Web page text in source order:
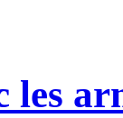
les